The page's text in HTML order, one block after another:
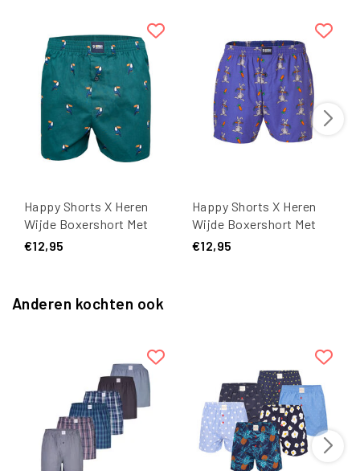
Happy Shorts X Heren
Wijde Boxershort Met
Binnenbroek Toekan
€12,95
Happy Shorts X Heren
Wijde Boxershort Met
Binnenbroek Haas Print
€12,95
Anderen kochten ook